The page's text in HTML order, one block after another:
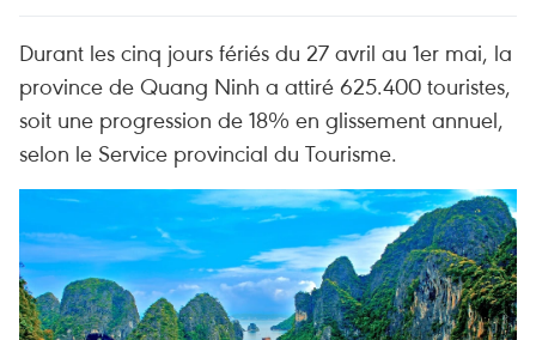
Durant les cinq jours fériés du 27 avril au 1er mai, la
province de Quang Ninh a attiré 625.400 touristes,
soit une progression de 18% en glissement annuel,
selon le Service provincial du Tourisme.